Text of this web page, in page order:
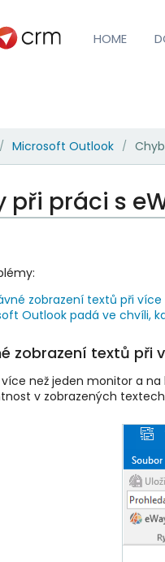
HOME
/ Microsoft Outlook /
při práci s
zobrazení textů při
Outlook padá ve chvíli,
zobrazení textů při
než jeden monitor a
v zobrazených